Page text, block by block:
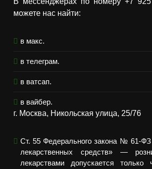
можете нас найти:
в макс.
в телеграм.
в ватсап.
в вайбер.
г. Москва, Никольская улица, 25/76
Ст. 55 Федерального закона № 61-
лекарственных средств» —
лекарствами допускается только